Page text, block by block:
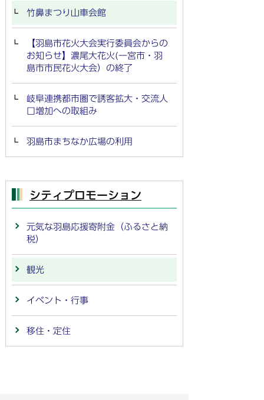
竹鼻まつり山車会館
【羽島市花火大会実行委員会からの
お知らせ】濃尾大花火(一宮市・羽
島市市民花火大会）の終了
岐阜連携都市圏で誘客拡大・交流人
口増加への取組み
羽島市まちなか広場の利用
シティプロモーション
元気な羽島応援寄附金（ふるさと納
税）
観光
イベント・行事
移住・定住